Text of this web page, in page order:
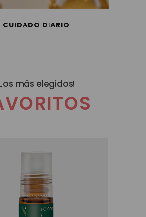
CUIDADO DIARIO
más elegidos!